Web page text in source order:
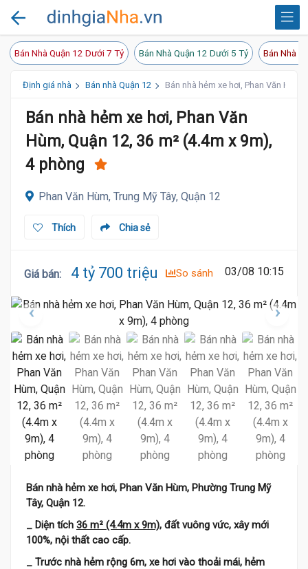
Bán Nhà Quận 12 Dưới 7 Tỷ Bán Nhà Quận 12 Dưới 5 Tỷ Bán Nhà
Định giá nhà Bán nhà Quận 12 Bán nhà hẻm xe hơi, Phan Văn
Bán nhà hẻm xe hơi, Phan Văn
Hùm, Quận 12, 36 m² (4.4m x 9m),
4 phòng
Phan Văn Hùm, Trung Mỹ Tây, Quận 12
Chia sẻ
Thích
Giá bán: 4 tỷ 700 triệu So sánh 03/08 10:15
Bán nhà hẻm xe hơi, Phan Văn Hùm, Phường Trung Mỹ
Tây, Quận 12.
_ Diện tích 36 m² (4.4m x 9m), đất vuông vức, xây mới
100%, nội thất cao cấp.
_ Trước nhà hẻm rộng 6m, xe hơi vào thoải mái, hẻm